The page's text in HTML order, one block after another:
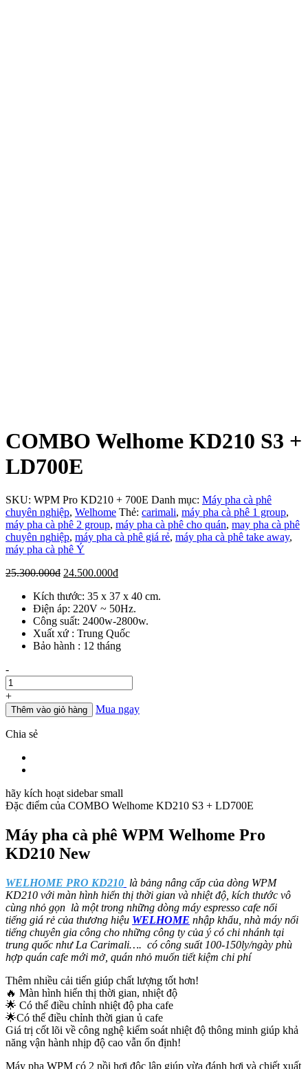
COMBO Welhome KD210 S3 +
LD700E
SKU: WPM Pro KD210 + 700E Danh mục: Máy pha cà phê
chuyên nghiệp, Welhome Thẻ: carimali, máy pha cà phê 1 group,
máy pha cà phê 2 group, máy pha cà phê cho quán, may pha cà phê
chuyên nghiệp, máy pha cà phê giá rẻ, máy pha cà phê take away,
máy pha cà phê Ý
25.300.000đ Giá
là:
25.300.000đ.
24.500.000đGiá
tại
là:
24.500.000đ.
Kích thước: 35 x 37 x 40 cm.
Điện áp: 220V ~ 50Hz.
Công suất: 2400w-2800w.
Xuất xứ : Trung Quốc
Bảo hành : 12 tháng
Số
lượng
-
+
Thêm vào giỏ hàng Mua ngay
Chia sẻ
hãy kích hoạt sidebar small
Đặc điểm của COMBO Welhome KD210 S3 + LD700E
Máy pha cà phê WPM Welhome Pro
KD210 New
WELHOME PRO KD210 là bảng nâng cấp của dòng WPM
KD210 với màn hình hiển thị thời gian và nhiệt độ, kích thước vô
cùng nhỏ gọn là một trong những dòng máy espresso cafe nổi
tiếng giá rẻ của thương hiệu WELHOME nhập khẩu, nhà máy nổi
tiếng chuyên gia công cho những công ty của ý có chi nhánh tại
trung quốc như La Carimali…. có công suất 100-150ly/ngày phù
hợp quán cafe mới mở, quán nhỏ muốn tiết kiệm chi phí
Thêm nhiều cải tiến giúp chất lượng tốt hơn!
🔥 Màn hình hiển thị thời gian, nhiệt độ
🌟 Có thể điều chỉnh nhiệt độ pha cafe
🌟Có thể điều chỉnh thời gian ủ cafe
Giá trị cốt lõi về công nghệ kiểm soát nhiệt độ thông minh giúp khả
năng vận hành nhịp độ cao vẫn ổn định!
Máy pha WPM có 2 nồi hơi độc lập giúp vừa đánh hơi và chiết xuất